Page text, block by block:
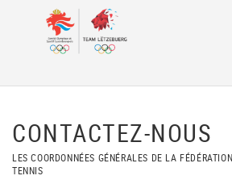
CONTACTEZ-NOUS
LES COORDONNÉES GÉNÉRALES DE LA
TENNIS